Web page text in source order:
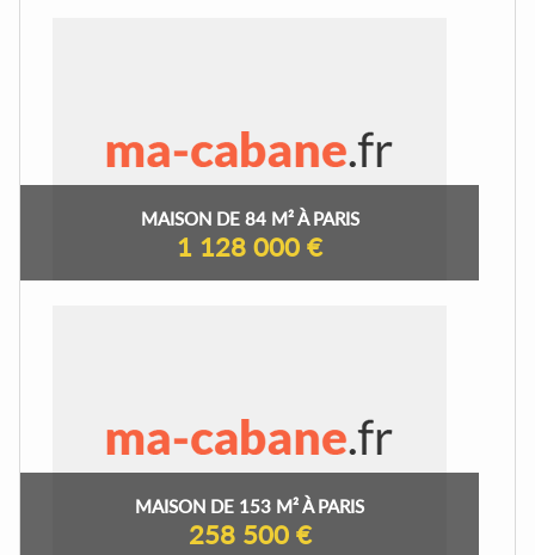
MAISON DE 84 M² À PARIS
1 128 000 €
MAISON DE 153 M² À PARIS
258 500 €